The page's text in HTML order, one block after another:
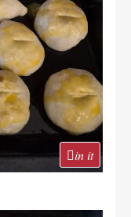
in it